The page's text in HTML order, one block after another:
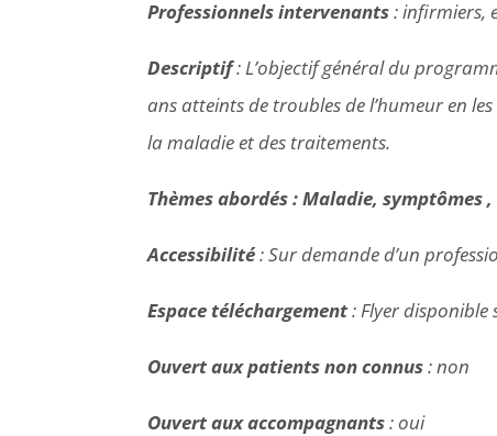
Professionnels intervenants: infirmiers,
Descriptif: L’objectif général du
ans atteints de troubles de l’humeur en
la maladie et des traitements.
Thèmes abordés : Maladie,
Accessibilité: Sur demande d’un
Espace téléchargement: Flyer disponible
Ouvert aux patients non connus: non
Ouvert aux accompagnants: oui